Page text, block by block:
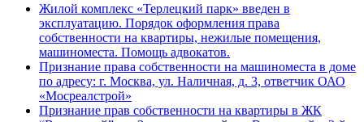
Жилой комплекс «Терлецкий парк» введен в
эксплуатацию. Порядок оформления права
собственности на квартиры, нежилые помещения,
машиноместа. Помощь адвокатов.
Признание права собственности на машиноместа в доме
по адресу: г. Москва, ул. Наличная, д. 3, ответчик ОАО
«Мосреалстрой»
Признание прав собственности на квартиры в ЖК